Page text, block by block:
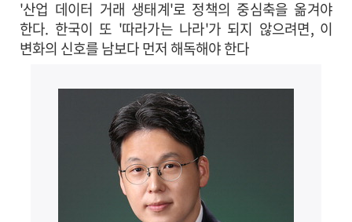
'산업 데이터 거래 생태계'로 정책의 중심축을 옮겨야
한다. 한국이 또 '따라가는 나라'가 되지 않으려면, 이
변화의 신호를 남보다 먼저 해독해야 한다